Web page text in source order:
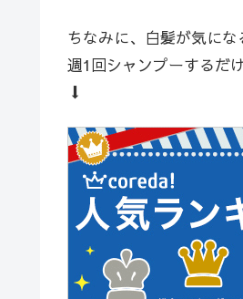
ちなみに、白髪が気にな
週1回シャンプーするだ
⬇︎